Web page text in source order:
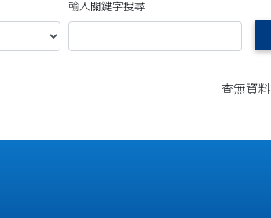
輸入關鍵字搜尋
查無資料